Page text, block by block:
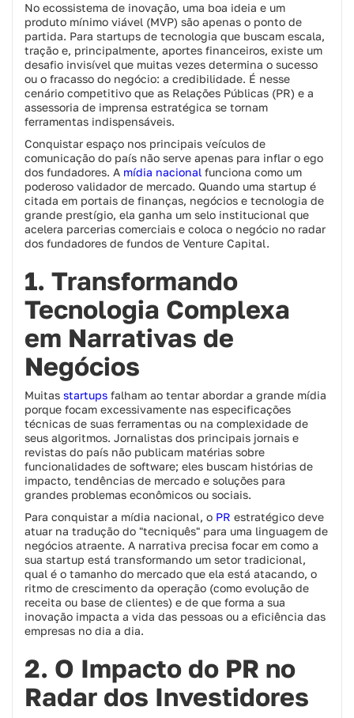
No ecossistema de inovação, uma boa ideia e um
produto mínimo viável (MVP) são apenas o ponto de
partida. Para startups de tecnologia que buscam escala,
tração e, principalmente, aportes financeiros, existe um
desafio invisível que muitas vezes determina o sucesso
ou o fracasso do negócio: a credibilidade. É nesse
cenário competitivo que as Relações Públicas (PR) e a
assessoria de imprensa estratégica se tornam
ferramentas indispensáveis.
Conquistar espaço nos principais veículos de
comunicação do país não serve apenas para inflar o ego
dos fundadores. A mídia nacional funciona como um
poderoso validador de mercado. Quando uma startup é
citada em portais de finanças, negócios e tecnologia de
grande prestígio, ela ganha um selo institucional que
acelera parcerias comerciais e coloca o negócio no radar
dos fundadores de fundos de Venture Capital.
1. Transformando
Tecnologia Complexa
em Narrativas de
Negócios
Muitas startups falham ao tentar abordar a grande mídia
porque focam excessivamente nas especificações
técnicas de suas ferramentas ou na complexidade de
seus algoritmos. Jornalistas dos principais jornais e
revistas do país não publicam matérias sobre
funcionalidades de software; eles buscam histórias de
impacto, tendências de mercado e soluções para
grandes problemas econômicos ou sociais.
Para conquistar a mídia nacional, o PR estratégico deve
atuar na tradução do "tecniquês" para uma linguagem de
negócios atraente. A narrativa precisa focar em como a
sua startup está transformando um setor tradicional,
qual é o tamanho do mercado que ela está atacando, o
ritmo de crescimento da operação (como evolução de
receita ou base de clientes) e de que forma a sua
inovação impacta a vida das pessoas ou a eficiência das
empresas no dia a dia.
2. O Impacto do PR no
Radar dos Investidores